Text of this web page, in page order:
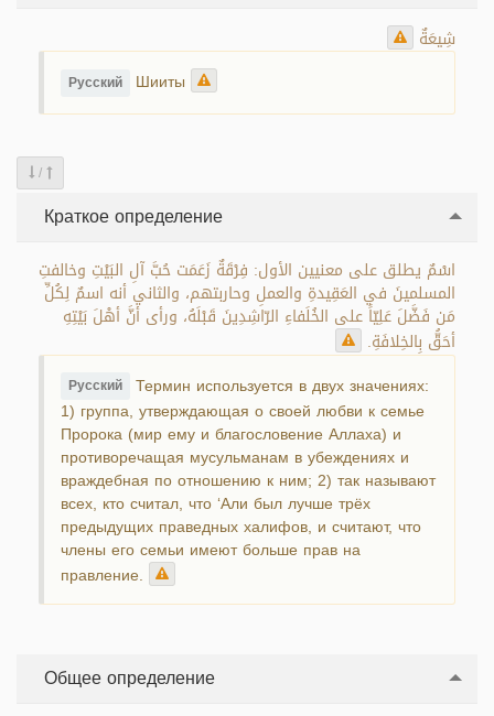
شِيعَةٌ
Русский Шииты
/
Краткое определение
اسْمٌ يطلق على معنيين الأول: فِرْقَةٌ زَعَمَت حُبَّ آلِ البَيْتِ وخالفتِ
المسلمينَ في العَقِيدةِ والعملِ وحاربتهم، والثاني أنه اسمٌ لِكُلِّ
مَن فَضَّلَ عَلِيّاً على الخُلَفاءِ الرّاشِدِينَ قَبْلَهُ، ورأى أنَّ أهْلَ بَيْتِهِ
أحَقُّ بِالخِلافَةِ.
Русский Термин используется в двух значениях:
1) группа, утверждающая о своей любви к семье
Пророка (мир ему и благословение Аллаха) и
противоречащая мусульманам в убеждениях и
враждебная по отношению к ним; 2) так называют
всех, кто считал, что ‘Али был лучше трёх
предыдущих праведных халифов, и считают, что
члены его семьи имеют больше прав на
правление.
Общее определение